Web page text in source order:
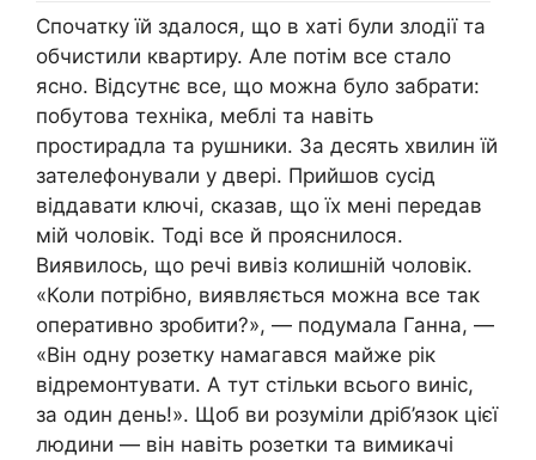
Спочатку їй здалося, що в хаті були злодії та
обчистили квартиру. Але потім все стало
ясно. Відсутнє все, що можна було забрати:
побутова техніка, меблі та навіть
простирадла та рушники. За десять хвилин їй
зателефонували у двері. Прийшов сусід
віддавати ключі, сказав, що їх мені передав
мій чоловік. Тоді все й прояснилося.
Виявилось, що речі вивіз колишній чоловік.
«Коли потрібно, виявляється можна все так
оперативно зробити?», — подумала Ганна, —
«Він одну розетку намагався майже рік
відремонтувати. А тут стільки всього виніс,
за один день!». Щоб ви розуміли дріб’язок цієї
людини — він навіть розетки та вимикачі